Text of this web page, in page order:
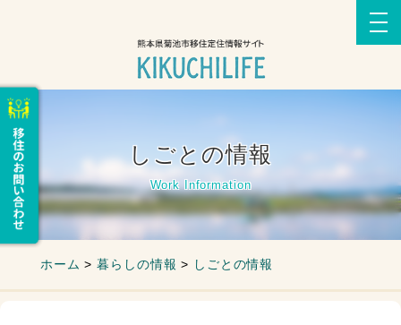
しごとの情報
Work Information
ホーム >暮らしの情報 > しごとの情報